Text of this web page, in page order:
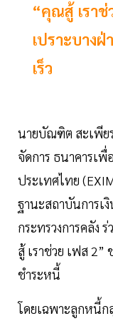
“คุณสู้ เรา
เปราะบาง
เร็ว
นายบัณฑิต สะเพีย
จัดการ ธนาคารเพื่
ประเทศไทย
ฐานะสถาบันการเ
กระทรวงการคลัง
สู้ เราช่วย เฟส
ชำระหนี้
โดยเฉพาะลูกหนี้ก